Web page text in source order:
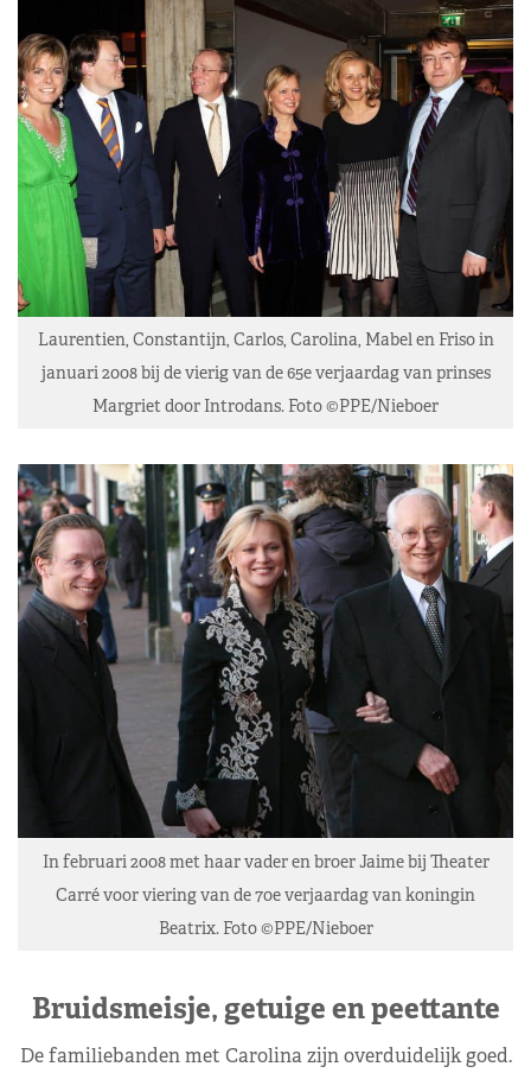
Laurentien, Constantijn, Carlos, Carolina, Mabel en Friso in
januari 2008 bij de vierig van de 65e verjaardag van prinses
Margriet door Introdans. Foto ©PPE/Nieboer
In februari 2008 met haar vader en broer Jaime bij Theater
Carré voor viering van de 70e verjaardag van koningin
Beatrix. Foto ©PPE/Nieboer
Bruidsmeisje, getuige en peettante
De familiebanden met Carolina zijn overduidelijk goed.